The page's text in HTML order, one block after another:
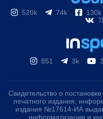
520k 74k 130k
851 3k
Свидетельство о
печатного издания,
издания №17614-ИА
информатизации и